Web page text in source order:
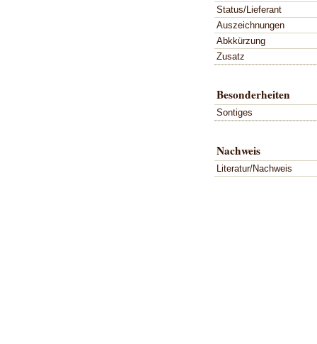
Status/Lieferant
Auszeichnungen
Abkkürzung
Zusatz
Besonderheiten
Sontiges
Nachweis
Literatur/Nachweis